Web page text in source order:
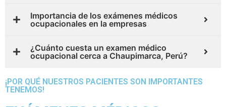
Importancia de los exámenes médicos
ocupacionales en la empresas
¿Cuánto cuesta un examen médico
ocupacional cerca a Chaupimarca, Perú?
¡POR QUÉ NUESTROS PACIENTES SON IMPORTANTES
TENEMOS!